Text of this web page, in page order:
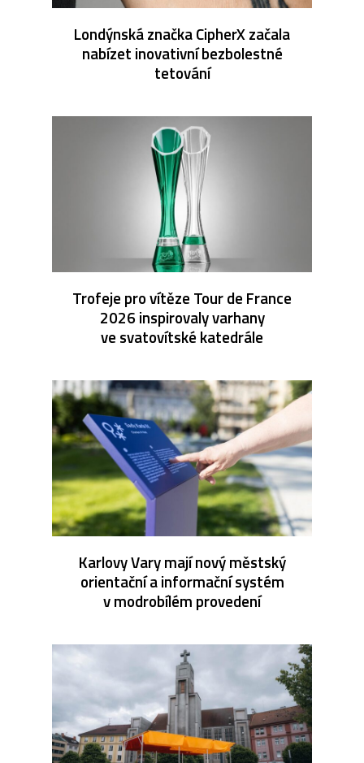
Londýnská značka CipherX začala
nabízet inovativní bezbolestné
tetování
Trofeje pro vítěze Tour de France
2026 inspirovaly varhany
ve svatovítské katedrále
Karlovy Vary mají nový městský
orientační a informační systém
v modrobílém provedení